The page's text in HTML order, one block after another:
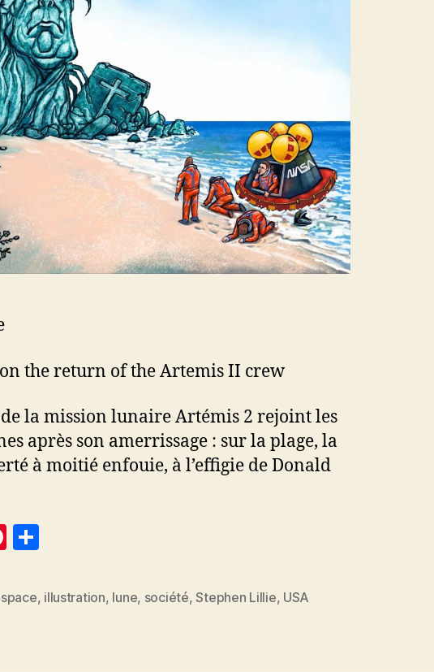
the return of the Artemis II crew
de la mission lunaire Artémis 2 rejoint les
après son amerrissage : sur la plage, la
à moitié enfouie, à l’effigie de Donald
Pi
er
es
rt
a
, illustration, lune, société,Stephen Lillie, USA